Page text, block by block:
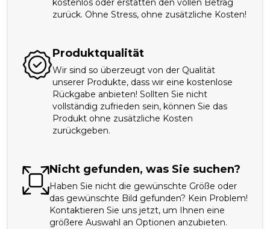
kostenlos oder erstatten den vollen Betrag
zurück. Ohne Stress, ohne zusätzliche Kosten!
Produktqualität
Wir sind so überzeugt von der Qualität
unserer Produkte, dass wir eine kostenlose
Rückgabe anbieten! Sollten Sie nicht
vollständig zufrieden sein, können Sie das
Produkt ohne zusätzliche Kosten
zurückgeben.
Nicht gefunden, was Sie suchen?
Haben Sie nicht die gewünschte Größe oder
das gewünschte Bild gefunden? Kein Problem!
Kontaktieren Sie uns jetzt, um Ihnen eine
größere Auswahl an Optionen anzubieten.